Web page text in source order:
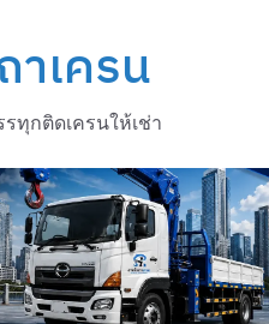
าเครน
รทุกติดเครนให้เช่า